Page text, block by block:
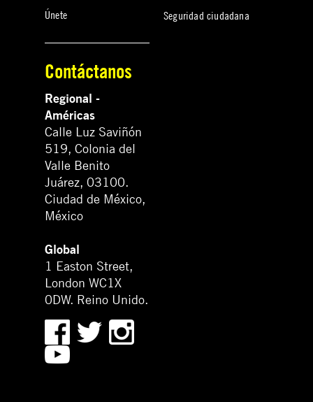
Únete
Seguridad ciudadana
Contáctanos
Regional -
Américas
Calle Luz Saviñón
519, Colonia del
Valle Benito
Juárez, 03100.
Ciudad de México,
México
Global
1 Easton Street,
London WC1X
0DW. Reino Unido.